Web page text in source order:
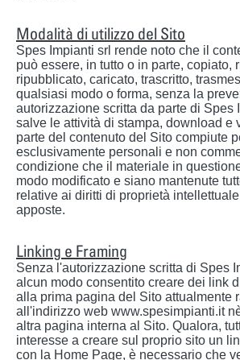
Modalità di utilizzo del Sito
Spes Impianti srl rende noto che il
può essere, in tutto o in parte, copiato,
ripubblicato, caricato, trascritto,
qualsiasi modo o forma, senza la
autorizzazione scritta da parte di Spes
salve le attività di stampa, download e
parte del contenuto del Sito compiute
esclusivamente personali e non
condizione che il materiale in
modo modificato e siano mantenute
relative ai diritti di proprietà
apposte.
Linking e Framing
Senza l'autorizzazione scritta di Spes
alcun modo consentito creare dei link
alla prima pagina del Sito attualmente
all'indirizzo web www.spesimpianti.it
altra pagina interna al Sito. Qualora,
interesse a creare sul proprio sito un
con la Home Page, è necessario che